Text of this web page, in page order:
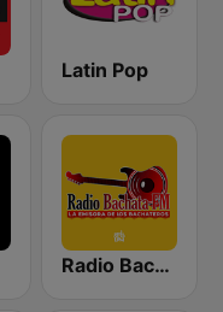
Latin Pop
Radio Bachata